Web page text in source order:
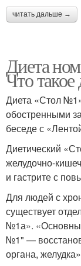
читать дальше →
Диета
Что
Диета «Стол
обостренными
беседе с
Диетический
желудочно-
и гастрите с
Для людей с
существует
№1а».
№1" —
органа,